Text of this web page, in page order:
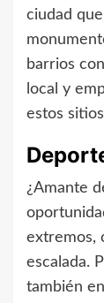
ciudad
barrios
local y
estos
¿Amante
extremos,
escalada.
también